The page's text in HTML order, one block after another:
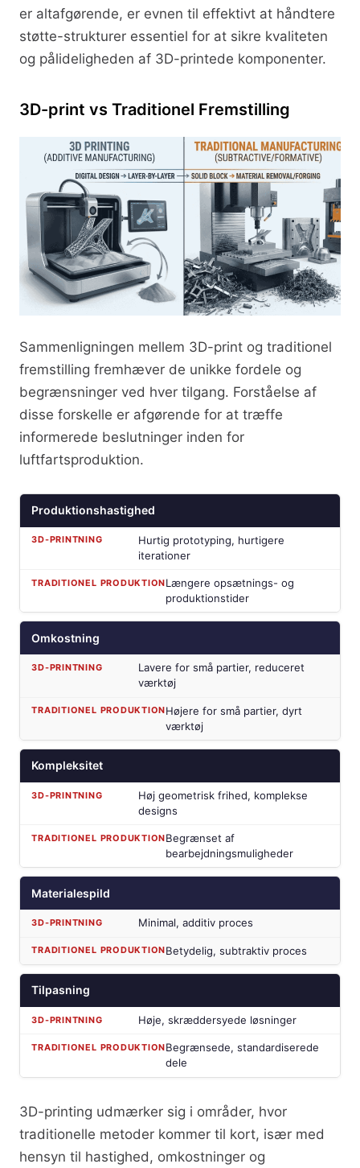
er altafgørende, er evnen til effektivt at håndtere
støtte-strukturer essentiel for at sikre kvaliteten
og pålideligheden af 3D-printede komponenter.
3D-print vs Traditionel Fremstilling
Sammenligningen mellem 3D-print og traditionel
fremstilling fremhæver de unikke fordele og
begrænsninger ved hver tilgang. Forståelse af
disse forskelle er afgørende for at træffe
informerede beslutninger inden for
luftfartsproduktion.
Produktionshastighed
Hurtig prototyping, hurtigere
iterationer
Længere opsætnings- og
produktionstider
Omkostning
Lavere for små partier, reduceret
værktøj
Højere for små partier, dyrt
værktøj
Kompleksitet
Høj geometrisk frihed, komplekse
designs
Begrænset af
bearbejdningsmuligheder
Materialespild
Minimal, additiv proces
Betydelig, subtraktiv proces
Tilpasning
Høje, skræddersyede løsninger
Begrænsede, standardiserede
dele
3D-printing udmærker sig i områder, hvor
traditionelle metoder kommer til kort, især med
hensyn til hastighed, omkostninger og